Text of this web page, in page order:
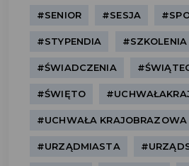
#SENIOR #SESJA
#STYPENDIA #SZKOLENIA
#ŚWIADCZENIA
#ŚWIĘTO
#UCHWAŁA KRAJOBRAZOWA
#URZĄDMIASTA